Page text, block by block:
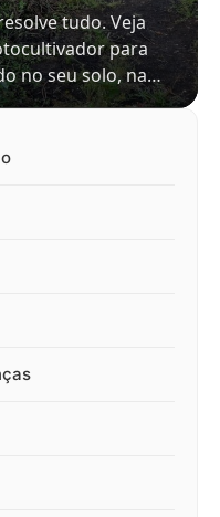
tudo. Veja
para
no seu solo, na…